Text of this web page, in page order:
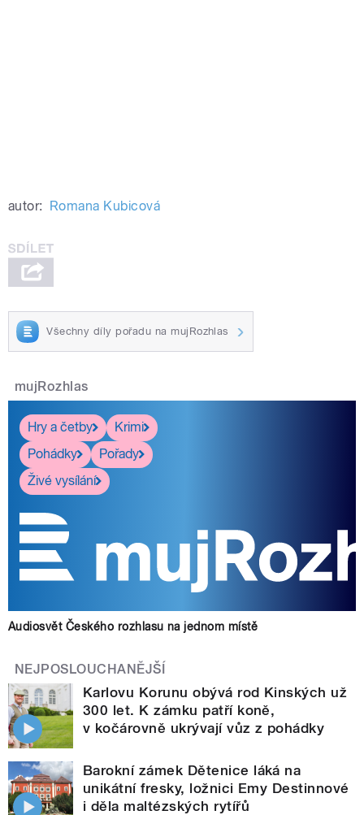
autor: Romana Kubicová
Všechny díly pořadu na mujRozhlas
mujRozhlas
Hry a četby
Krimi
Pohádky
Pořady
Živé vysílání
Audiosvět Českého rozhlasu na jednom místě
NEJPOSLOUCHANĚJŠÍ
Karlovu Korunu obývá rod Kinských už
300 let. K zámku patří koně,
v kočárovně ukrývají vůz z pohádky
Barokní zámek Dětenice láká na
unikátní fresky, ložnici Emy Destinnové
i děla maltézských rytířů